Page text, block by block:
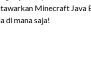
Minecraft Java
di mana saja!